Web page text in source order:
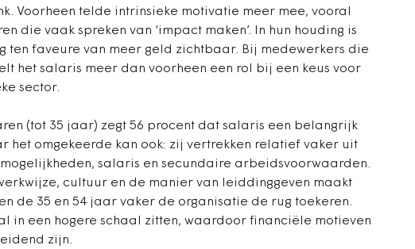
Voorheen telde intrinsieke motivatie meer mee, vooral
die vaak spreken van ‘impact maken’. In hun houding is
ten faveure van meer geld zichtbaar. Bij medewerkers die
het salaris meer dan voorheen een rol bij een keus voor
sector.
(tot 35 jaar) zegt 56 procent dat salaris een belangrijk
het omgekeerde kan ook: zij vertrekken relatief vaker uit
salaris en secundaire arbeidsvoorwaarden.
cultuur en de manier van leiddinggeven maakt
de 35 en 54 jaar vaker de organisatie de rug toekeren.
in een hogere schaal zitten, waardoor financiële motieven
zijn.